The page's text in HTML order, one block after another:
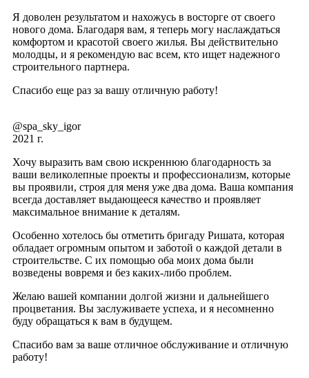
Я доволен результатом и нахожусь в восторге от своего
нового дома. Благодаря вам, я теперь могу наслаждаться
комфортом и красотой своего жилья. Вы действительно
молодцы, и я рекомендую вас всем, кто ищет надежного
строительного партнера.
Спасибо еще раз за вашу отличную работу!
@spa_sky_igor
2021 г.
Хочу выразить вам свою искреннюю благодарность за
ваши великолепные проекты и профессионализм, которые
вы проявили, строя для меня уже два дома. Ваша компания
всегда доставляет выдающееся качество и проявляет
максимальное внимание к деталям.
Особенно хотелось бы отметить бригаду Ришата, которая
обладает огромным опытом и заботой о каждой детали в
строительстве. С их помощью оба моих дома были
возведены вовремя и без каких-либо проблем.
Желаю вашей компании долгой жизни и дальнейшего
процветания. Вы заслуживаете успеха, и я несомненно
буду обращаться к вам в будущем.
Спасибо вам за ваше отличное обслуживание и отличную
работу!